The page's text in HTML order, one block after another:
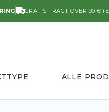
GRATIS FRAGT OVER 90 €
ALLE